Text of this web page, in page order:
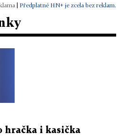
| Předplatné HN+ je zcela bez reklam.
hračka i kasička